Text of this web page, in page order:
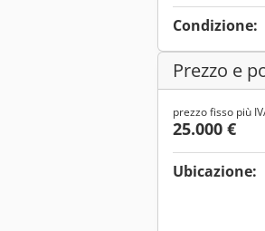
Condizione:
Prezzo e
prezzo fisso più
25.000 €
Ubicazione: